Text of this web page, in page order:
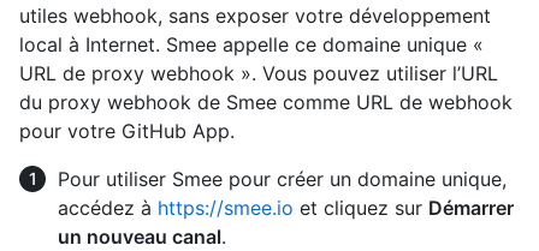
utiles webhook, sans exposer votre développement
local à Internet. Smee appelle ce domaine unique «
URL de proxy webhook ». Vous pouvez utiliser l’URL
du proxy webhook de Smee comme URL de webhook
pour votre GitHub App.
Pour utiliser Smee pour créer un domaine unique,
accédez à https://smee.io et cliquez sur Démarrer
un nouveau canal.